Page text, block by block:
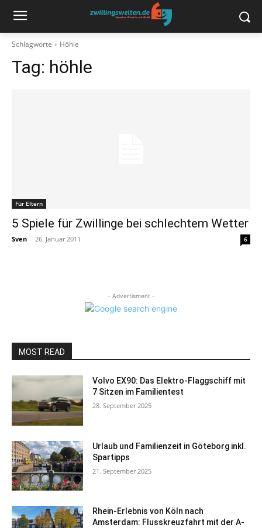
Schlagworte Höhle
Tag: höhle
Für Eltern
5 Spiele für Zwillinge bei schlechtem Wetter
Sven - 26. Januar 2011 6
- Advertisment -
MOST READ
Volvo EX90: Das Elektro-Flaggschiff mit
7 Sitzen im Familientest
28. September 2025
Urlaub und Familienzeit in Göteborg inkl.
Spartipps
21. September 2025
Rhein-Erlebnis von Köln nach
Amsterdam: Flusskreuzfahrt mit der A-